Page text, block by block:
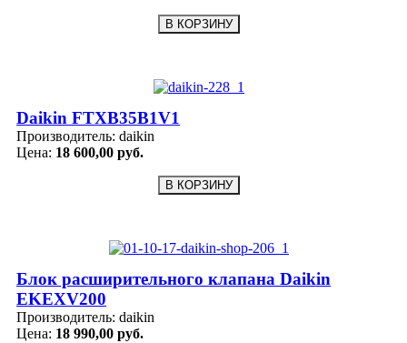
Daikin FTXB35B1V1
Производитель: daikin
Цена: 18 600,00 руб.
Блок расширительного клапана Daikin
EKEXV200
Производитель: daikin
Цена: 18 990,00 руб.